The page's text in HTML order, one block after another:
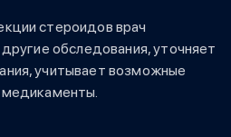
стероидов врач
обследования, уточняет
учитывает возможные
медикаменты.